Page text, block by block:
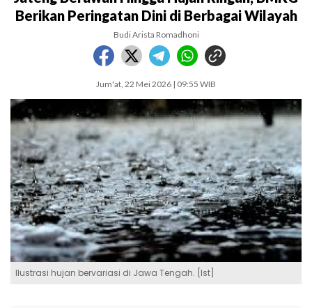
Berikan Peringatan Dini di Berbagai Wilayah
Budi Arista Romadhoni
Jum'at, 22 Mei 2026 | 09:55 WIB
Ilustrasi hujan bervariasi di Jawa Tengah. [Ist]